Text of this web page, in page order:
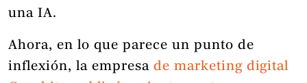
una IA.
Ahora, en lo que parece un punto de
inflexión, la empresa de marketing digital